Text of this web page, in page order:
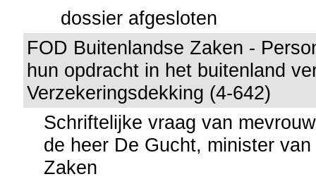
dossier afgesloten
FOD Buitenlandse Zaken -
hun opdracht in het buitenland
Verzekeringsdekking (4-642)
Schriftelijke vraag van
de heer De Gucht, minister
Zaken